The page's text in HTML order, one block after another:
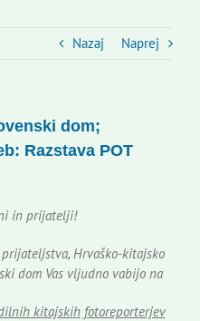
Nazaj Naprej
dom;
Razstava POT
in prijatelji!
Hrvaško-kitajsko
dom Vas vljudno vabijo na
kitajskih fotoreporterjev